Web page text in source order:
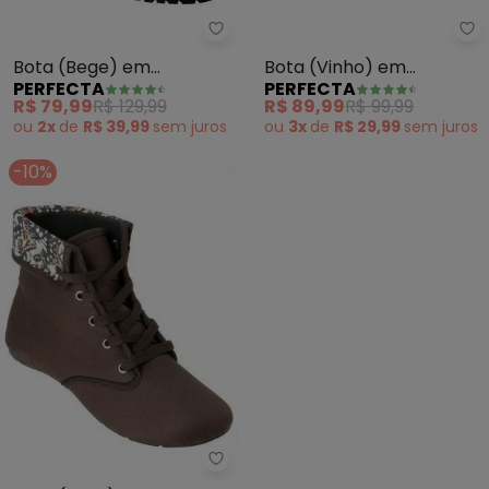
Perfecta - Bota (Bege) em
Bota (Bege) em
Camurça
PERFECTA
R$ 79,99R$ 129,99
ou 2x de R$ 39,99 sem juros
Bota (Vinho) em
Camurça
PERFECTA
R$ 89,99R$ 99,99
ou 3x de R$ 29,99 sem juros
-10%
Perfecta - Bota (Café) em